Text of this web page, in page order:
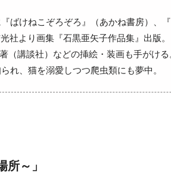
ばけねこぞろぞろ』（あかね書房）、
社より画集『石黒亜矢子作品集』出版
（講談社）などの挿絵・装画も手がけ
れ、猫を溺愛しつつ爬虫類にも夢中。
～」